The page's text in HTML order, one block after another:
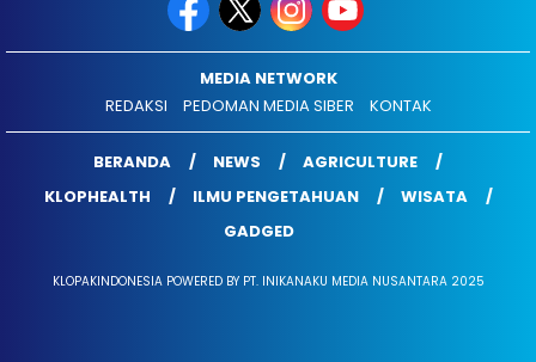
MEDIA NETWORK
REDAKSI
PEDOMAN MEDIA SIBER KONTAK
BERANDA NEWS
AGRICULTURE
KLOPHEALTH
ILMU PENGETAHUAN
WISATA
GADGED
KLOPAKINDONESIA POWERED BY PT. INIKANAKU MEDIA NUSANTARA 2025